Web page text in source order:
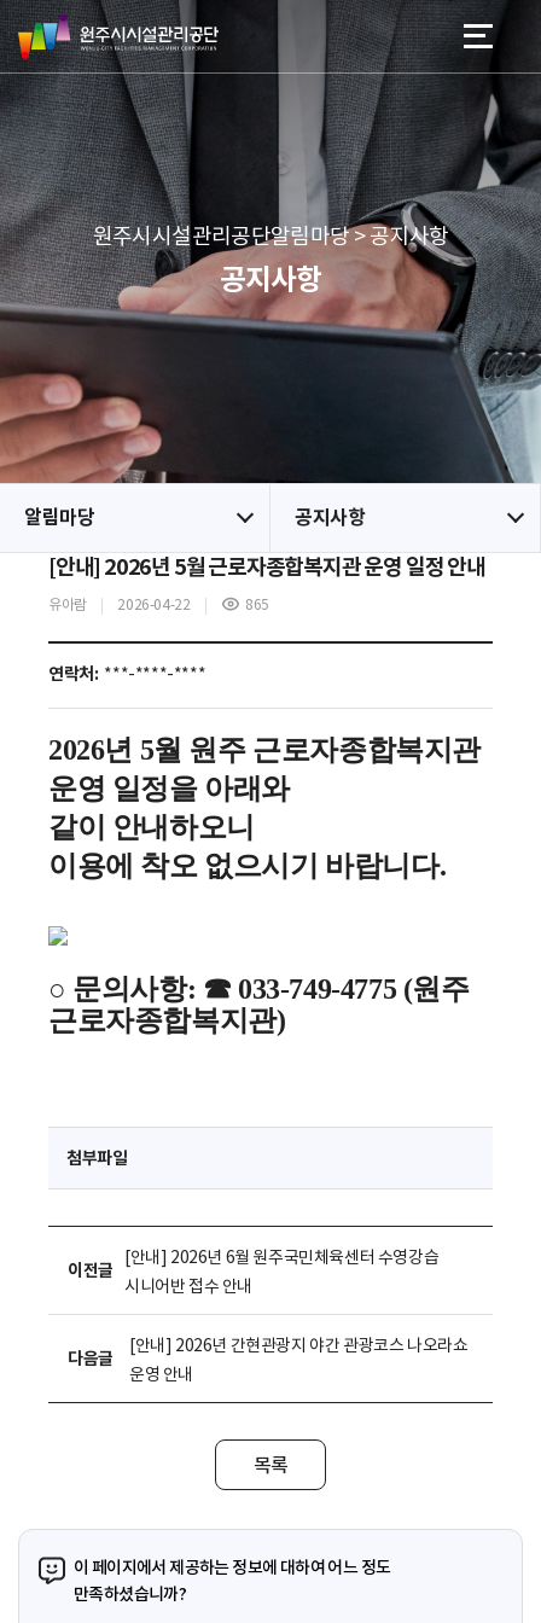
스
킵
네
비
게
이
션
본문 바로가기
메뉴 바로가기
원
주
시
시
설
관
리
공
단 원주시시설관리공단알림마당 > 공지사항
공지사항
알림마당 공지사항
[안내] 2026년 5월 근로자종합복지관 운영 일정 안내
유아람 2026-04-22
조
865
연락처: ***-****-****
2026년 5월 원주 근로자종합복지관
운영 일정을 아래와
같이 안내하오니
이용에 착오 없으시기 바랍니다.
○ 문의사항: ☎ 033-749-4775 (원주
근로자종합복지관)
첨부파일
이전글
[안내] 2026년 6월 원주국민체육센터 수영강습
시니어반 접수 안내
다음글
[안내] 2026년 간현관광지 야간 관광코스 나오라쇼
운영 안내
목록
이 페이지에서 제공하는 정보에 대하여 어느 정도
만족하셨습니까?